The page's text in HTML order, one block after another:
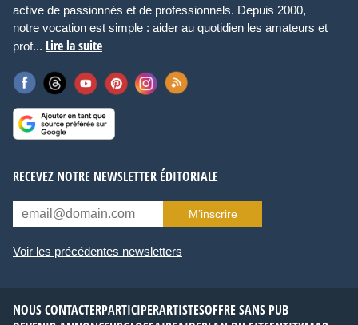
active de passionnés et de professionnels. Depuis 2000,
notre vocation est simple : aider au quotidien les amateurs et
prof... Lire la suite
RECEVEZ NOTRE NEWSLETTER ÉDITORIALE
M’inscrire
Voir les précédentes newsletters
NOUS CONTACTERPARTICIPERARTISTESOFFRE SANS PUB